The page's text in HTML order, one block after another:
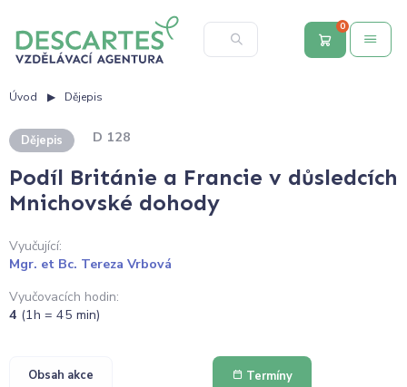
0
Úvod Dějepis
Dějepis D 128
Podíl Británie a Francie v důsledcích
Mnichovské dohody
Vyučující:
Mgr. et Bc. Tereza Vrbová
Vyučovacích hodin:
4 (1h = 45 min)
Obsah akce Termíny